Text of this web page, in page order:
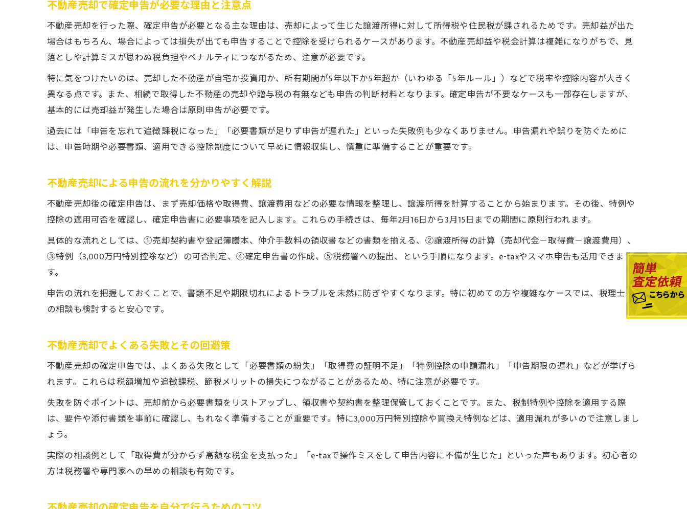
不動産売却時の相続特例を適用するポイント
不動産売却の譲渡所得税を抑えるための工夫
不動産売却の確定申告に必要な書類一覧
不動産売却で取得する契約書や証明書の整理術
不動産売却で領収書や証明書を集めるコツ
不動産売却時に見落としがちな必要書類対策
手続きミスを防ぐ不動産売却後の流れ
不動産売却で起こりやすいミスの具体例と対策
不動産売却で必要な税務手続きチェックリスト
不動産売却で使える主な特例制度を解説
不動産売却で節税できるケーススタディ紹介
不動産売却の確定申告で税務署を活用する方法
不動産売却の書類提出で混雑を避けるタイミング
不動産売却で税務署職員に確認したい事項
不動産売却で確定申告が必要な理由と注意点
不動産売却を行った際、確定申告が必要となる主な理由は、売却によって生じた譲渡所得に対して所得税や住民税が課されるためです。売却益が出た
場合はもちろん、場合によっては損失が出ても申告することで控除を受けられるケースがあります。不動産売却益や税金計算は複雑になりがちで、見
落としや計算ミスが思わぬ税負担やペナルティにつながるため、注意が必要です。
特に気をつけたいのは、売却した不動産が自宅か投資用か、所有期間が5年以下か5年超か（いわゆる「5年ルール」）などで税率や控除内容が大きく
異なる点です。また、相続で取得した不動産の売却や贈与税の有無なども申告の判断材料となります。確定申告が不要なケースも一部存在しますが、
基本的には売却益が発生した場合は原則申告が必要です。
過去には「申告を忘れて追徴課税になった」「必要書類が足りず申告が遅れた」といった失敗例も少なくありません。申告漏れや誤りを防ぐために
は、申告時期や必要書類、適用できる控除制度について早めに情報収集し、慎重に準備することが重要です。
不動産売却による申告の流れを分かりやすく解説
不動産売却後の確定申告は、まず売却価格や取得費、譲渡費用などの必要な情報を整理し、譲渡所得を計算することから始まります。その後、特例や
控除の適用可否を確認し、確定申告書に必要事項を記入します。これらの手続きは、毎年2月16日から3月15日までの期間に原則行われます。
具体的な流れとしては、①売却契約書や登記簿謄本、仲介手数料の領収書などの書類を揃える、②譲渡所得の計算（売却代金－取得費－譲渡費用）、
③特例（3,000万円特別控除など）の可否判定、④確定申告書の作成、⑤税務署への提出、という手順になります。e-taxやスマホ申告も活用できま
す。
申告の流れを把握しておくことで、書類不足や期限切れによるトラブルを未然に防ぎやすくなります。特に初めての方や複雑なケースでは、税理士へ
の相談も検討すると安心です。
不動産売却でよくある失敗とその回避策
不動産売却の確定申告では、よくある失敗として「必要書類の紛失」「取得費の証明不足」「特例控除の申請漏れ」「申告期限の遅れ」などが挙げら
れます。これらは税額増加や追徴課税、節税メリットの損失につながることがあるため、特に注意が必要です。
失敗を防ぐポイントは、売却前から必要書類をリストアップし、領収書や契約書を整理保管しておくことです。また、税制特例や控除を適用する際
は、要件や添付書類を事前に確認し、もれなく準備することが重要です。特に3,000万円特別控除や買換え特例などは、適用漏れが多いので注意しまし
ょう。
実際の相談例として「取得費が分からず高額な税金を支払った」「e-taxで操作ミスをして申告内容に不備が生じた」といった声もあります。初心者の
方は税務署や専門家への早めの相談も有効です。